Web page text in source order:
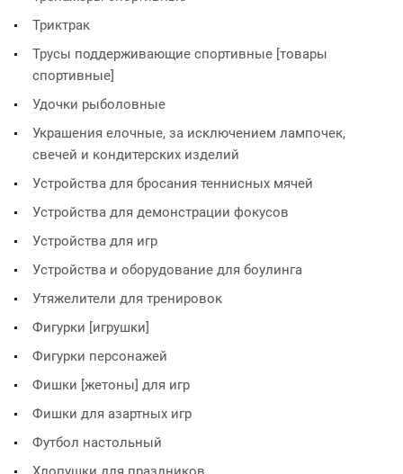
Триктрак
Трусы поддерживающие спортивные [товары
спортивные]
Удочки рыболовные
Украшения елочные, за исключением лампочек,
свечей и кондитерских изделий
Устройства для бросания теннисных мячей
Устройства для демонстрации фокусов
Устройства для игр
Устройства и оборудование для боулинга
Утяжелители для тренировок
Фигурки [игрушки]
Фигурки персонажей
Фишки [жетоны] для игр
Фишки для азартных игр
Футбол настольный